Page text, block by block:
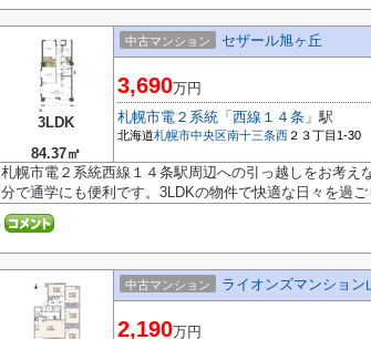
3LDK
84.37㎡
中古マンション セザール旭ヶ丘
3,690万円
札幌市電２系統 「 西線１４条 」駅
北海道札幌市中央区南十三条西 ２３丁目1-30
札幌市電２系統西線１４条駅周辺への引っ越しをお考
分で通学にも便利です。3LDKの物件で快適な日々を過
中古マンション ライオンズマンション
2,190万円